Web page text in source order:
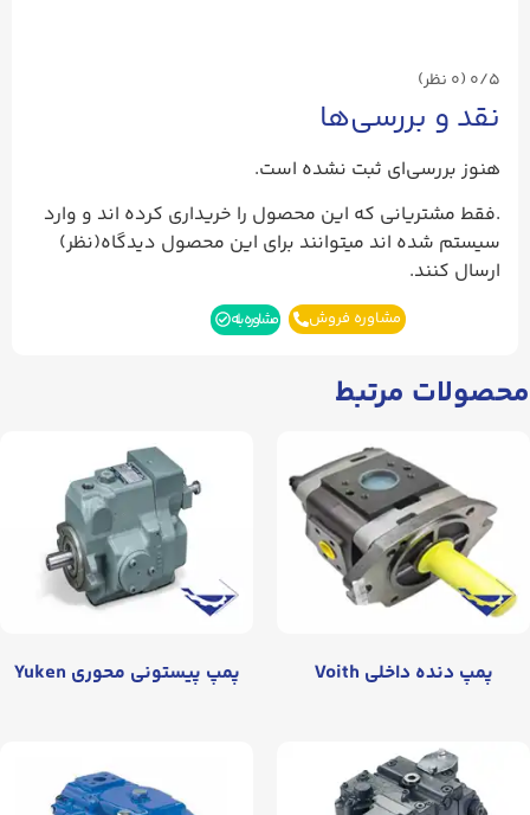
0/5 (۰ نظر)
نقد و بررسی‌ها
هنوز بررسی‌ای ثبت نشده است.
.فقط مشتریانی که این محصول را خریداری کرده اند و وارد
سیستم شده اند میتوانند برای این محصول دیدگاه(نظر)
ارسال کنند.
مشاوره فروش مشاوره بله
محصولات مرتبط
پمپ دنده داخلی Voith پمپ پیستونی محوری Yuken